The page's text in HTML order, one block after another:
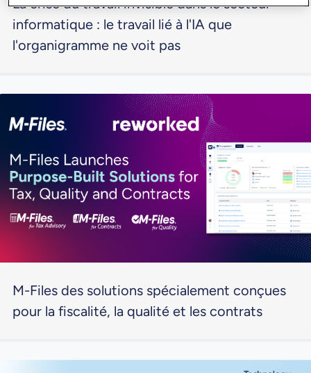
La crise du travail invisible dans le secteur
informatique : le travail lié à l'IA que
l'organigramme ne voit pas
M-Files des solutions spécialement conçues
pour la fiscalité, la qualité et les contrats